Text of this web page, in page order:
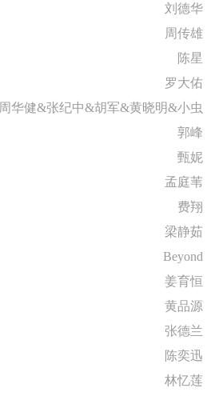
刘德华
周传雄
陈星
罗大佑
周华健&张纪中&胡军&黄晓明&小虫
郭峰
甄妮
孟庭苇
费翔
梁静茹
Beyond
姜育恒
黄品源
张德兰
陈奕迅
林忆莲